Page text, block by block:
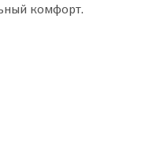
комфорт.